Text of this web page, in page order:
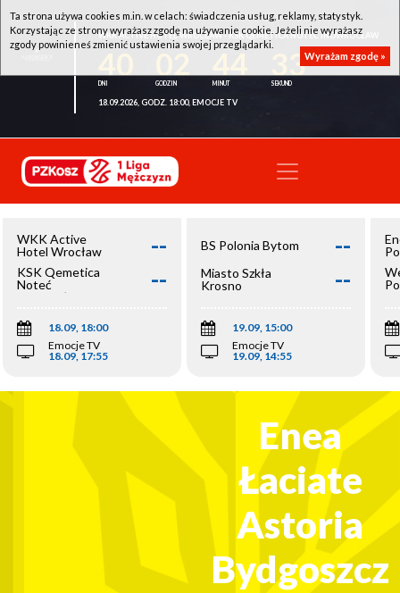
WKK ACTIVE HOTEL WROCŁAW - KSK QEMETICA NOTEĆ INOWROCŁAW
33
18.09.2026, GODZ. 18:00, EMOCJE TV
WKK Active
Hotel Wrocław
--
KSK Qemetica
Noteć
Inowrocław
--
18.09, 18:00
Emocje TV
18.09, 17:55
BS Polonia Bytom --
Miasto Szkła
Krosno
--
19.09, 15:00
Emocje TV
19.09, 14:55
Enea
Łaciate
Astoria
Bydgoszcz
Ta strona używa cookies m.in. w celach: świadczenia usług, reklamy, statystyk.
Korzystając ze strony wyrażasz zgodę na używanie cookie. Jeżeli nie wyrażasz
zgody powinieneś zmienić ustawienia swojej przeglądarki.
Wyrażam zgodę »